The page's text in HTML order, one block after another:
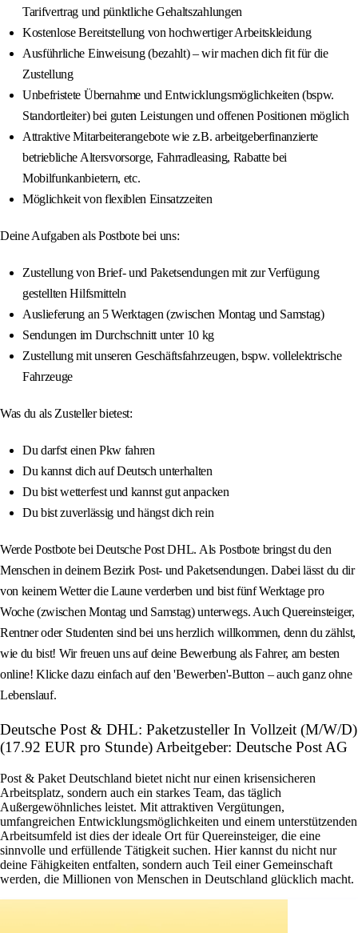
Tarifvertrag und pünktliche Gehaltszahlungen
Kostenlose Bereitstellung von hochwertiger Arbeitskleidung
Ausführliche Einweisung (bezahlt) – wir machen dich fit für die
Zustellung
Unbefristete Übernahme und Entwicklungsmöglichkeiten (bspw.
Standortleiter) bei guten Leistungen und offenen Positionen möglich
Attraktive Mitarbeiterangebote wie z.B. arbeitgeberfinanzierte
betriebliche Altersvorsorge, Fahrradleasing, Rabatte bei
Mobilfunkanbietern, etc.
Möglichkeit von flexiblen Einsatzzeiten
Deine Aufgaben als Postbote bei uns:
Zustellung von Brief- und Paketsendungen mit zur Verfügung
gestellten Hilfsmitteln
Auslieferung an 5 Werktagen (zwischen Montag und Samstag)
Sendungen im Durchschnitt unter 10 kg
Zustellung mit unseren Geschäftsfahrzeugen, bspw. vollelektrische
Fahrzeuge
Was du als Zusteller bietest:
Du darfst einen Pkw fahren
Du kannst dich auf Deutsch unterhalten
Du bist wetterfest und kannst gut anpacken
Du bist zuverlässig und hängst dich rein
Werde Postbote bei Deutsche Post DHL. Als Postbote bringst du den
Menschen in deinem Bezirk Post- und Paketsendungen. Dabei lässt du dir
von keinem Wetter die Laune verderben und bist fünf Werktage pro
Woche (zwischen Montag und Samstag) unterwegs. Auch Quereinsteiger,
Rentner oder Studenten sind bei uns herzlich willkommen, denn du zählst,
wie du bist! Wir freuen uns auf deine Bewerbung als Fahrer, am besten
online! Klicke dazu einfach auf den 'Bewerben'-Button – auch ganz ohne
Lebenslauf.
Deutsche Post & DHL: Paketzusteller In Vollzeit (M/W/D)
(17.92 EUR pro Stunde) Arbeitgeber: Deutsche Post AG
Post & Paket Deutschland bietet nicht nur einen krisensicheren
Arbeitsplatz, sondern auch ein starkes Team, das täglich
Außergewöhnliches leistet. Mit attraktiven Vergütungen,
umfangreichen Entwicklungsmöglichkeiten und einem unterstützenden
Arbeitsumfeld ist dies der ideale Ort für Quereinsteiger, die eine
sinnvolle und erfüllende Tätigkeit suchen. Hier kannst du nicht nur
deine Fähigkeiten entfalten, sondern auch Teil einer Gemeinschaft
werden, die Millionen von Menschen in Deutschland glücklich macht.